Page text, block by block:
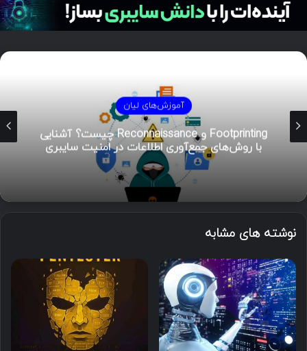
آموزش‌های لیان
هوش تهدیدات سایبری (CTI)؛ راهنمای جامع از
تحلیل تا مدیریت رخداد
نوشته های مشابه